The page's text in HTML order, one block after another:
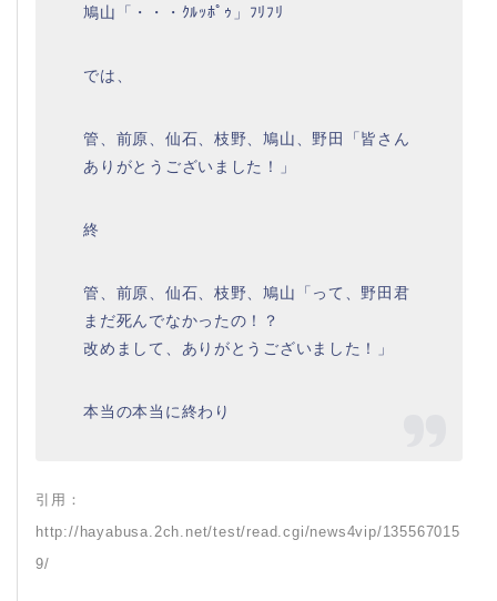
鳩山「・・・ｸﾙｯﾎﾟｩ」ﾌﾘﾌﾘ
では、
管、前原、仙石、枝野、鳩山、野田「皆さん
ありがとうございました！」
終
管、前原、仙石、枝野、鳩山「って、野田君
まだ死んでなかったの！？
改めまして、ありがとうございました！」
本当の本当に終わり
引用：
http://hayabusa.2ch.net/test/read.cgi/news4vip/135567015
9/